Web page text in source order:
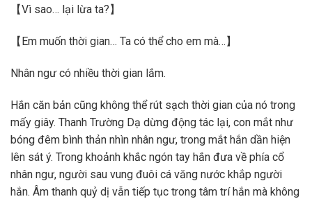
【Vì sao… lại lừa ta?】
【Em muốn thời gian… Ta có thể cho em mà…】
Nhân ngư có nhiều thời gian lắm.
Hắn căn bản cũng không thể rút sạch thời gian của nó trong
mấy giây. Thanh Trường Dạ dừng động tác lại, con mắt như
bóng đêm bình thản nhìn nhân ngư, trong mắt hắn dần hiện
lên sát ý. Trong khoảnh khắc ngón tay hắn đưa về phía cổ
nhân ngư, người sau vung đuôi cá văng nước khắp người
hắn. Âm thanh quỷ dị vẫn tiếp tục trong tâm trí hắn mà không